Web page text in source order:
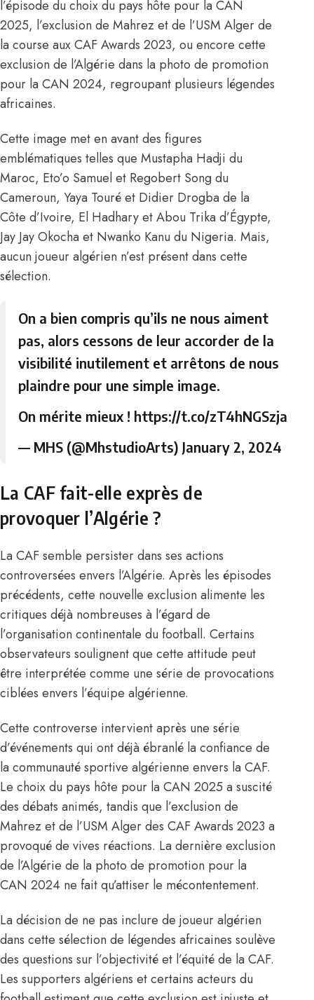
l’épisode du choix du pays hôte pour la CAN
2025, l’exclusion de Mahrez et de l’USM Alger de
la course aux CAF Awards 2023, ou encore cette
exclusion de l’Algérie dans la photo de promotion
pour la CAN 2024, regroupant plusieurs légendes
africaines.
Cette image met en avant des figures
emblématiques telles que Mustapha Hadji du
Maroc, Eto’o Samuel et Regobert Song du
Cameroun, Yaya Touré et Didier Drogba de la
Côte d’Ivoire, El Hadhary et Abou Trika d’Égypte,
Jay Jay Okocha et Nwanko Kanu du Nigeria. Mais,
aucun joueur algérien n’est présent dans cette
sélection.
On a bien compris qu’ils ne nous aiment
pas, alors cessons de leur accorder de la
visibilité inutilement et arrêtons de nous
plaindre pour une simple image.
On mérite mieux ! https://t.co/zT4hNGSzja
— MHS (@MhstudioArts)January 2, 2024
La CAF fait-elle exprès de
provoquer l’Algérie ?
La CAF semble persister dans ses actions
controversées envers l’Algérie. Après les épisodes
précédents, cette nouvelle exclusion alimente les
critiques déjà nombreuses à l’égard de
l’organisation continentale du football. Certains
observateurs soulignent que cette attitude peut
être interprétée comme une série de provocations
ciblées envers l’équipe algérienne.
Cette controverse intervient après une série
d’événements qui ont déjà ébranlé la confiance de
la communauté sportive algérienne envers la CAF.
Le choix du pays hôte pour la CAN 2025 a suscité
des débats animés, tandis que l’exclusion de
Mahrez et de l’USM Alger des CAF Awards 2023 a
provoqué de vives réactions. La dernière exclusion
de l’Algérie de la photo de promotion pour la
CAN 2024 ne fait qu’attiser le mécontentement.
La décision de ne pas inclure de joueur algérien
dans cette sélection de légendes africaines soulève
des questions sur l’objectivité et l’équité de la CAF.
Les supporters algériens et certains acteurs du